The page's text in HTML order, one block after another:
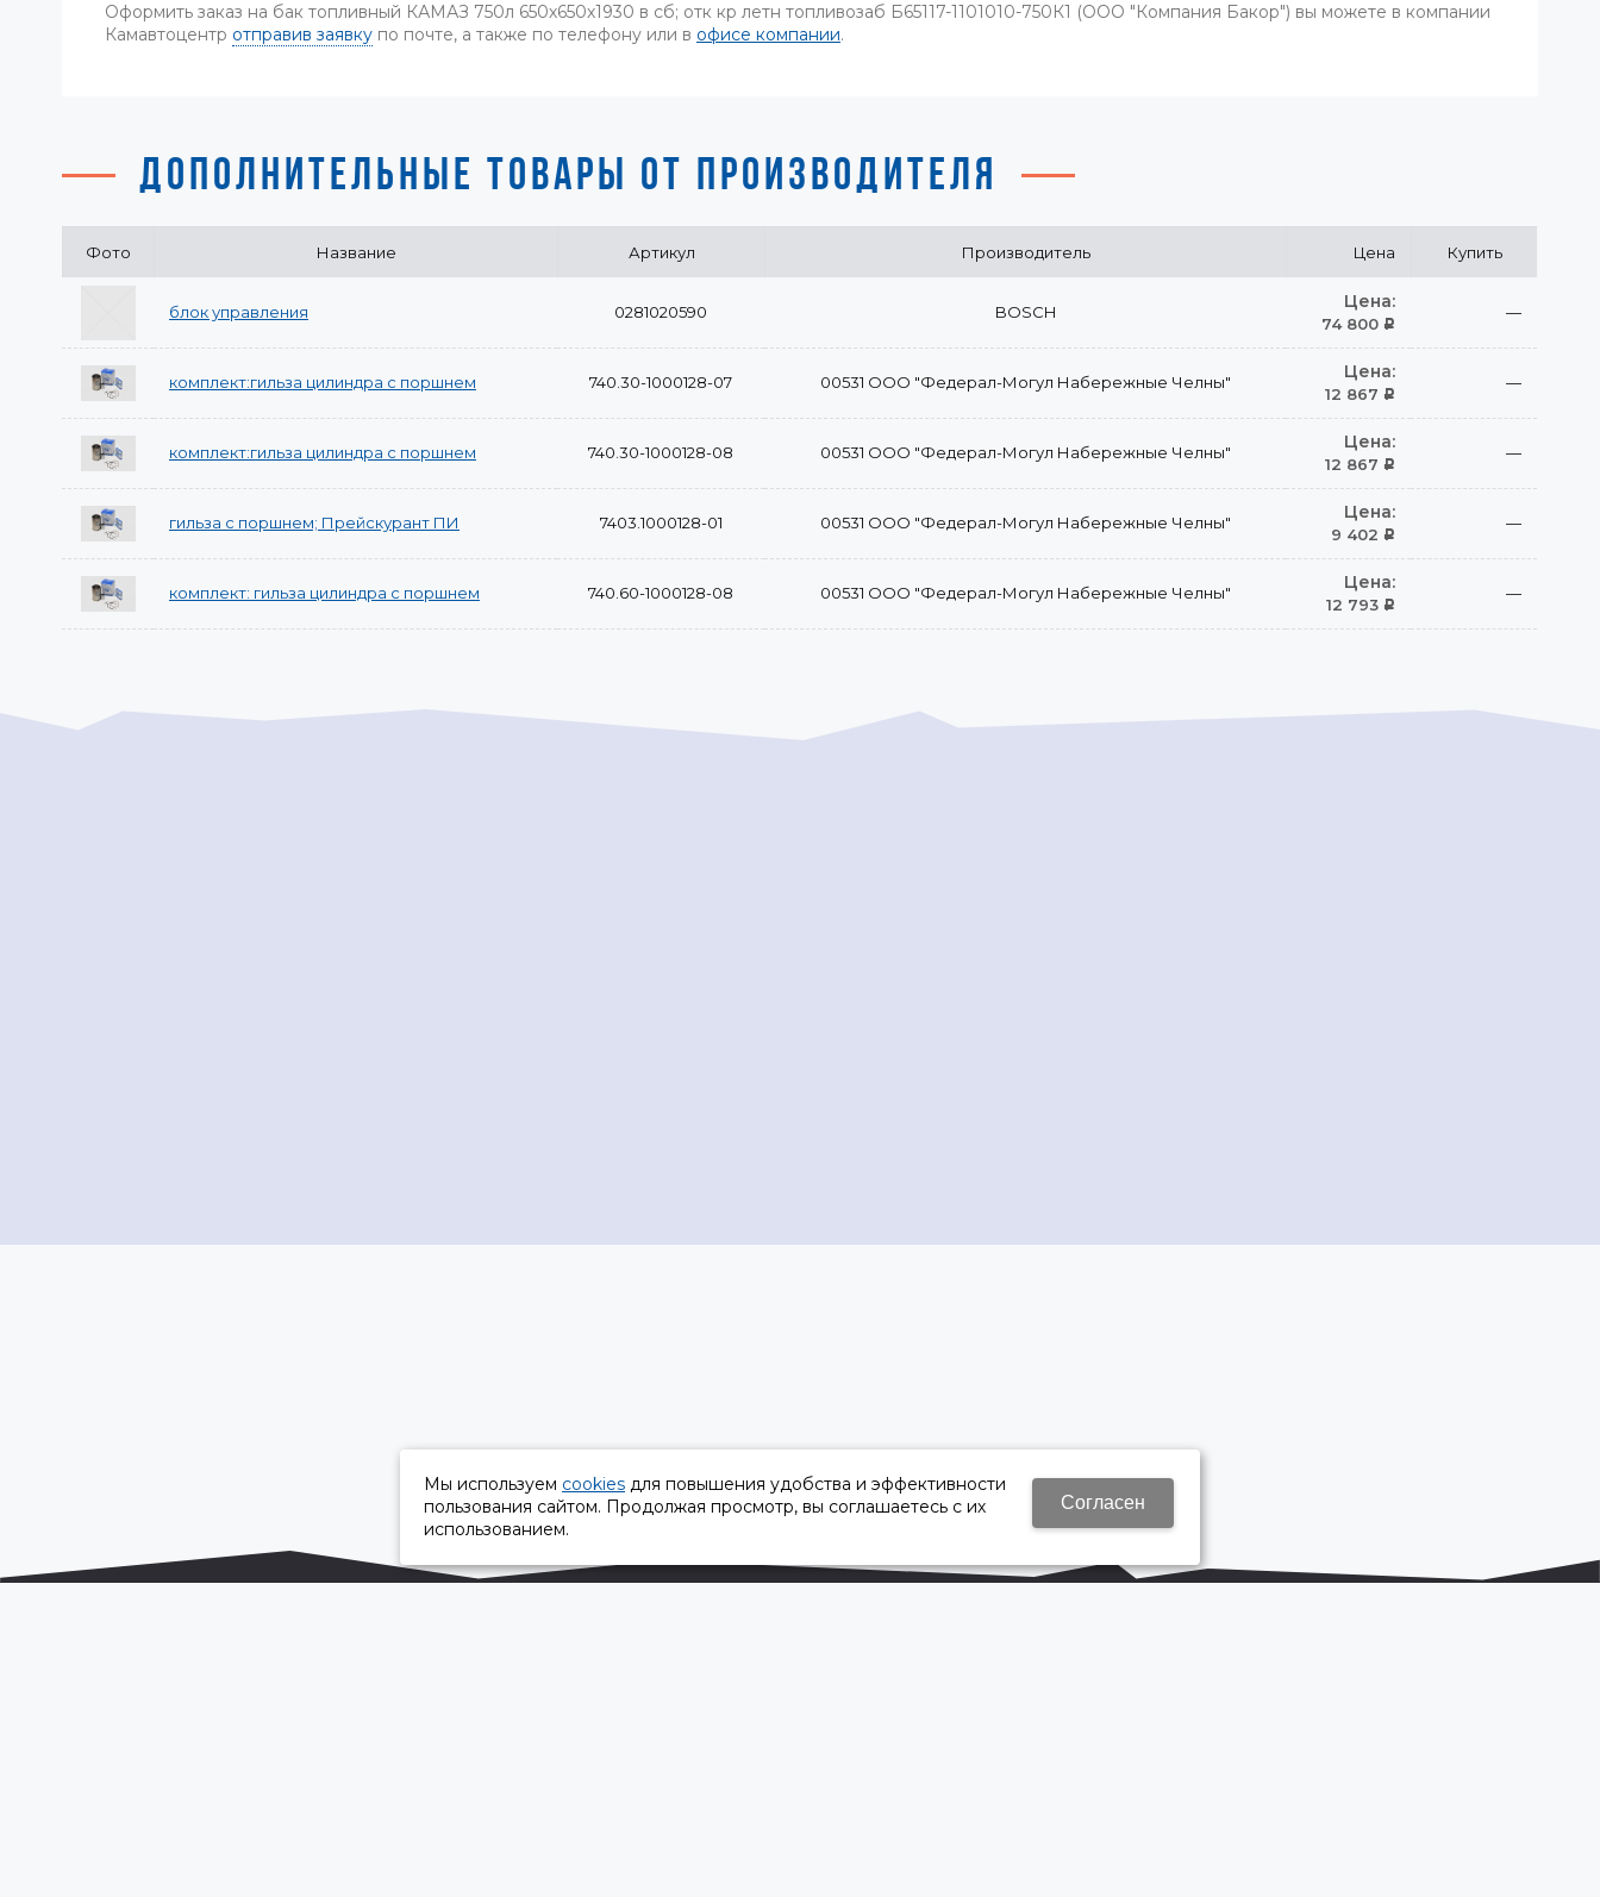
Оформить заказ на бак топливный КАМАЗ 750л 650х650х1930 в сб; отк кр летн топливозаб Б65117-1101010-750К1 (ООО "Компания Бакор") вы можете в компании
Камавтоцентр отправив заявку по почте, а также по телефону или в офисе компании.
ДОПОЛНИТЕЛЬНЫЕ ТОВАРЫ ОТ ПРОИЗВОДИТЕЛЯ
Фото Название Артикул Производитель Цена Купить
блок управления 0281020590 BOSCH Цена:
74 800 Р
—
комплект:гильза цилиндра с поршнем 740.30-1000128-07 00531 ООО "Федерал-Могул Набережные Челны" Цена:
12 867 Р
—
комплект:гильза цилиндра с поршнем 740.30-1000128-08 00531 ООО "Федерал-Могул Набережные Челны" Цена:
12 867 Р
—
гильза с поршнем; Прейскурант ПИ 7403.1000128-01 00531 ООО "Федерал-Могул Набережные Челны" Цена:
9 402 Р
—
комплект: гильза цилиндра с поршнем 740.60-1000128-08 00531 ООО "Федерал-Могул Набережные Челны" Цена:
12 793 Р
—
Мы используем cookies для повышения удобства и эффективности
пользования сайтом. Продолжая просмотр, вы соглашаетесь с их
использованием.
Согласен